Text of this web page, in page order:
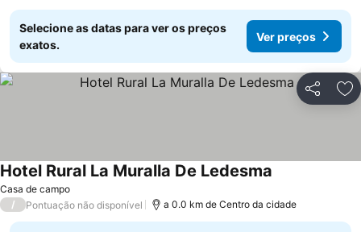
Selecione as datas para ver os preços
exatos.
Ver preços
Partilhar
Casa de campo
Hotel Rural La Muralla De Ledesma
/ Pontuação não disponível a 0.0 km de Centro da cidade